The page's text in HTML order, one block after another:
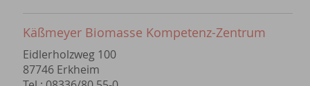
Käßmeyer Biomasse Kompetenz-Zentrum
Eidlerholzweg 100
87746 Erkheim